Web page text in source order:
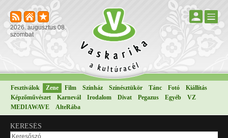
2026. augusztus 08.
szombat
Fesztiválok Zene Film Színház Színésztükör Tánc Fotó
Kiállítás
Képzőművészet
Karnevál Irodalom Divat Pegazus Egyéb
VZ
MEDIAWAVE
AlteRába
KERESÉS